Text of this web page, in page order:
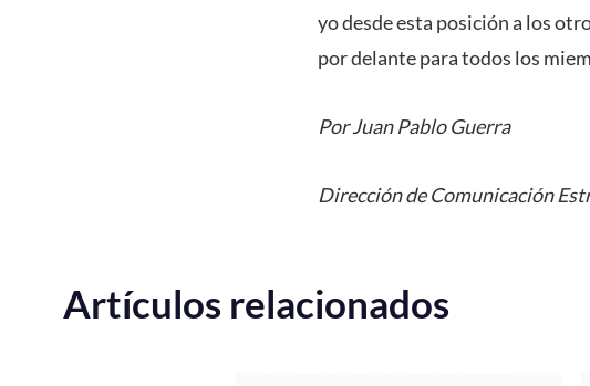
yo desde esta posición a los
por delante para todos los
Por Juan Pablo Guerra
Dirección de Comunicación
Artículos relacionados